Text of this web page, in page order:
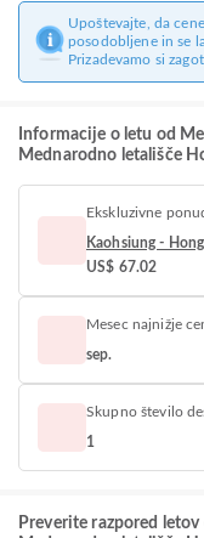
Upoštevajte, da
posodobljene in se
Prizadevamo si
Informacije o letu od
Mednarodno letališče
Ekskluzivne
Kaohsiung -
US$ 67.02
Mesec najnižje
sep.
Skupno število
1
Preverite razpored